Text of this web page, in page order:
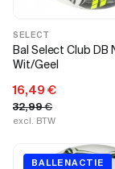
SELECT
Bal Select Club DB
Wit/Geel
16,49 €
32,99€
excl. BTW
BALLENACTIE